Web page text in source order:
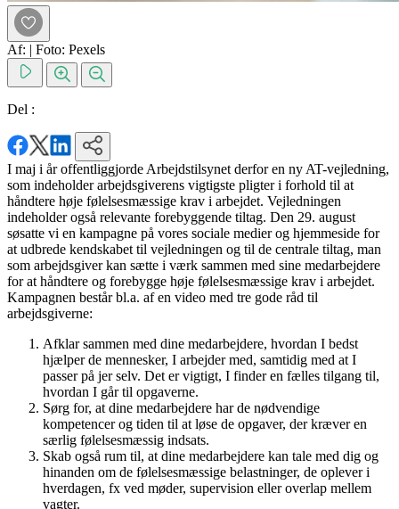
Af: | Foto: Pexels
Del :
I maj i år offentliggjorde Arbejdstilsynet derfor en ny AT-vejledning,
som indeholder arbejdsgiverens vigtigste pligter i forhold til at
håndtere høje følelsesmæssige krav i arbejdet. Vejledningen
indeholder også relevante forebyggende tiltag. Den 29. august
søsatte vi en kampagne på vores sociale medier og hjemmeside for
at udbrede kendskabet til vejledningen og til de centrale tiltag, man
som arbejdsgiver kan sætte i værk sammen med sine medarbejdere
for at håndtere og forebygge høje følelsesmæssige krav i arbejdet.
Kampagnen består bl.a. af en video med tre gode råd til
arbejdsgiverne:
Afklar sammen med dine medarbejdere, hvordan I bedst
hjælper de mennesker, I arbejder med, samtidig med at I
passer på jer selv. Det er vigtigt, I finder en fælles tilgang til,
hvordan I går til opgaverne.
Sørg for, at dine medarbejdere har de nødvendige
kompetencer og tiden til at løse de opgaver, der kræver en
særlig følelsesmæssig indsats.
Skab også rum til, at dine medarbejdere kan tale med dig og
hinanden om de følelsesmæssige belastninger, de oplever i
hverdagen, fx ved møder, supervision eller overlap mellem
vagter.